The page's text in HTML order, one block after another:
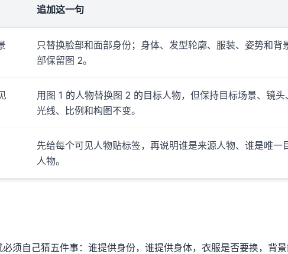
追加这一句
只替换脸部和面部身份；身体、发型轮廓、服装、姿势和背
部保留图 2。
用图 1 的人物替换图 2 的目标人物，但保持目标场景、镜头、
光线、比例和构图不变。
先给每个可见人物贴标签，再说明谁是来源人物、谁是唯一
人物。
须自己猜五件事：谁提供身份，谁提供身体，衣服是否要换，背